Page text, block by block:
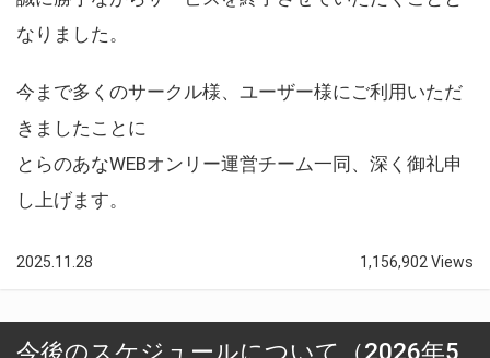
なりました。
今まで多くのサークル様、ユーザー様にご利用いただ
きましたことに
とらのあなWEBオンリー運営チーム一同、深く御礼申
し上げます。
2025.11.28 1,156,902 Views
今後のスケジュールについて（2026年5